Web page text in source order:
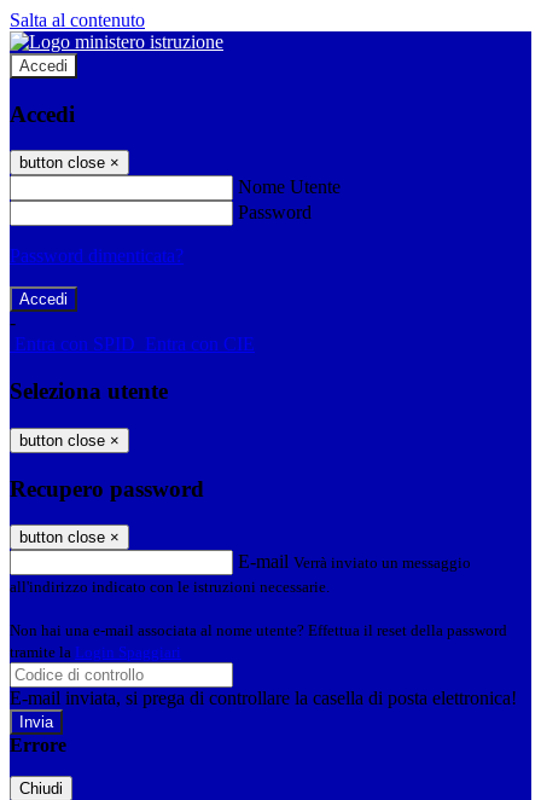
Salta al contenuto
Accedi
Accedi
button close ×
Nome Utente
Password
Password dimenticata?
-
Entra con SPID Entra con CIE
Seleziona utente
button close ×
Recupero password
button close ×
E-mail Verrà inviato un messaggio
all'indirizzo indicato con le istruzioni necessarie.
Non hai una e-mail associata al nome utente? Effettua il reset della password
tramite la Login Spaggiari
E-mail inviata, si prega di controllare la casella di posta elettronica!
Errore
Chiudi